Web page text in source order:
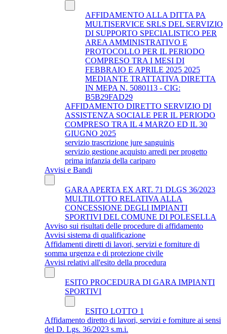
AFFIDAMENTO ALLA DITTA PA
MULTISERVICE SRLS DEL SERVIZIO
DI SUPPORTO SPECIALISTICO PER
AREA AMMINISTRATIVO E
PROTOCOLLO PER IL PERIODO
COMPRESO TRA I MESI DI
FEBBRAIO E APRILE 2025 2025
MEDIANTE TRATTATIVA DIRETTA
IN MEPA N. 5080113 - CIG:
B5B29FAD29
AFFIDAMENTO DIRETTO SERVIZIO DI
ASSISTENZA SOCIALE PER IL PERIODO
COMPRESO TRA IL 4 MARZO ED IL 30
GIUGNO 2025
servizio trascrizione jure sanguinis
servizio gestione acquisto arredi per progetto
prima infanzia della cariparo
Avvisi e Bandi
GARA APERTA EX ART. 71 DLGS 36/2023
MULTILOTTO RELATIVA ALLA
CONCESSIONE DEGLI IMPIANTI
SPORTIVI DEL COMUNE DI POLESELLA
Avviso sui risultati delle procedure di affidamento
Avvisi sistema di qualificazione
Affidamenti diretti di lavori, servizi e forniture di
somma urgenza e di protezione civile
Avvisi relativi all'esito della procedura
ESITO PROCEDURA DI GARA IMPIANTI
SPORTIVI
ESITO LOTTO 1
Affidamento diretto di lavori, servizi e forniture ai sensi
del D. Lgs. 36/2023 s.m.i.